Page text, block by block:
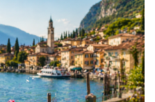
an Bord
Two